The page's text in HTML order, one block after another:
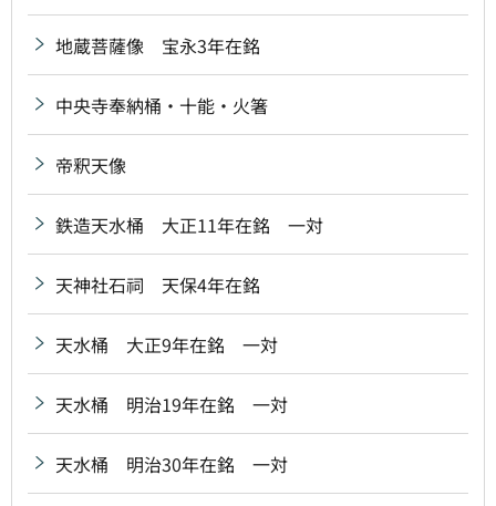
地蔵菩薩像 宝永3年在銘
中央寺奉納桶・十能・火箸
帝釈天像
鉄造天水桶 大正11年在銘 一対
天神社石祠 天保4年在銘
天水桶 大正9年在銘 一対
天水桶 明治19年在銘 一対
天水桶 明治30年在銘 一対